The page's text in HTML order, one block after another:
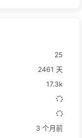
25
2461 天
17.3k
3 个月前